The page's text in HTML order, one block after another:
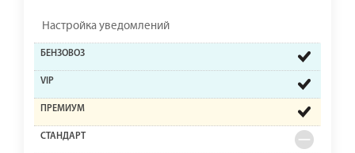
Настройка уведомлений